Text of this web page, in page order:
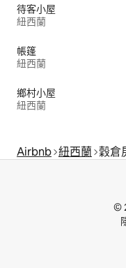
待客小屋
紐西蘭
帳篷
紐西蘭
鄉村小屋
紐西蘭
Airbnb 紐西蘭 穀倉
©